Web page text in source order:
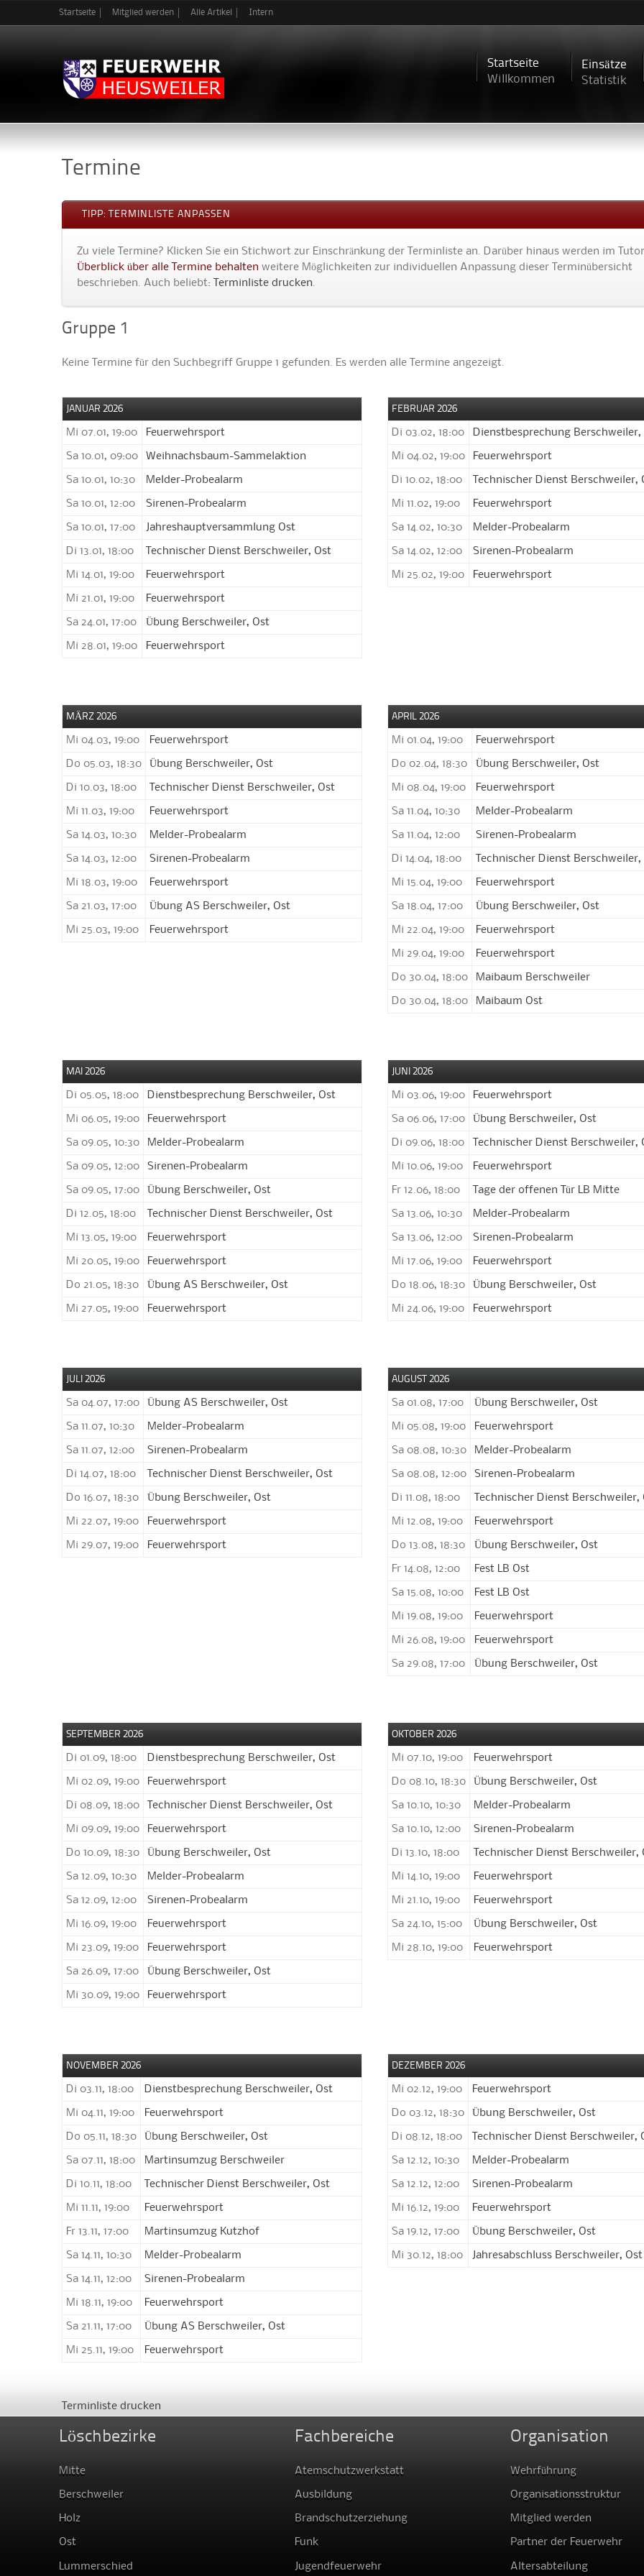
zum
Startseite Mitglied werden Alle Artikel Intern
Startseite
Willkommen
Einsätze
Statistik
Termine
TIPP: TERMINLISTE ANPASSEN
Zu viele Termine? Klicken Sie ein Stichwort zur Einschränkung der Terminliste an. Darüber hinaus werden im
Überblick über alle Termine behalten weitere Möglichkeiten zur individuellen Anpassung dieser Terminübersicht
beschrieben. Auch beliebt:
Terminliste drucken
Gruppe 1
Keine Termine für den Suchbegriff Gruppe 1 gefunden. Es werden alle Termine angezeigt.
JANUAR 2026
Mi 07.01, 19:00 Feuerwehrsport
Sa 10.01, 09:00 Weihnachsbaum-Sammelaktion
Sa 10.01, 10:30 Melder-Probealarm
Sa 10.01, 12:00 Sirenen-Probealarm
Sa 10.01, 17:00 Jahreshauptversammlung Ost
Di 13.01, 18:00 Technischer Dienst Berschweiler, Ost
Mi 14.01, 19:00 Feuerwehrsport
Mi 21.01, 19:00 Feuerwehrsport
Sa 24.01, 17:00 Übung Berschweiler, Ost
Mi 28.01, 19:00 Feuerwehrsport
FEBRUAR 2026
Di 03.02, 18:00 Dienstbesprechung Berschweiler,
Mi 04.02, 19:00 Feuerwehrsport
Di 10.02, 18:00 Technischer Dienst Berschweiler,
Mi 11.02, 19:00 Feuerwehrsport
Sa 14.02, 10:30 Melder-Probealarm
Sa 14.02, 12:00 Sirenen-Probealarm
Mi 25.02, 19:00 Feuerwehrsport
MÄRZ 2026
Mi 04.03, 19:00 Feuerwehrsport
Do 05.03, 18:30 Übung Berschweiler, Ost
Di 10.03, 18:00 Technischer Dienst Berschweiler, Ost
Mi 11.03, 19:00 Feuerwehrsport
Sa 14.03, 10:30 Melder-Probealarm
Sa 14.03, 12:00 Sirenen-Probealarm
Mi 18.03, 19:00 Feuerwehrsport
Sa 21.03, 17:00 Übung AS Berschweiler, Ost
Mi 25.03, 19:00 Feuerwehrsport
APRIL 2026
Mi 01.04, 19:00 Feuerwehrsport
Do 02.04, 18:30 Übung Berschweiler, Ost
Mi 08.04, 19:00 Feuerwehrsport
Sa 11.04, 10:30 Melder-Probealarm
Sa 11.04, 12:00 Sirenen-Probealarm
Di 14.04, 18:00 Technischer Dienst Berschweiler,
Mi 15.04, 19:00 Feuerwehrsport
Sa 18.04, 17:00 Übung Berschweiler, Ost
Mi 22.04, 19:00 Feuerwehrsport
Mi 29.04, 19:00 Feuerwehrsport
Do 30.04, 18:00 Maibaum Berschweiler
Do 30.04, 18:00 Maibaum Ost
MAI 2026
Di 05.05, 18:00 Dienstbesprechung Berschweiler, Ost
Mi 06.05, 19:00 Feuerwehrsport
Sa 09.05, 10:30 Melder-Probealarm
Sa 09.05, 12:00 Sirenen-Probealarm
Sa 09.05, 17:00 Übung Berschweiler, Ost
Di 12.05, 18:00 Technischer Dienst Berschweiler, Ost
Mi 13.05, 19:00 Feuerwehrsport
Mi 20.05, 19:00 Feuerwehrsport
Do 21.05, 18:30 Übung AS Berschweiler, Ost
Mi 27.05, 19:00 Feuerwehrsport
JUNI 2026
Mi 03.06, 19:00 Feuerwehrsport
Sa 06.06, 17:00 Übung Berschweiler, Ost
Di 09.06, 18:00 Technischer Dienst Berschweiler,
Mi 10.06, 19:00 Feuerwehrsport
Fr 12.06, 18:00 Tage der offenen Tür LB Mitte
Sa 13.06, 10:30 Melder-Probealarm
Sa 13.06, 12:00 Sirenen-Probealarm
Mi 17.06, 19:00 Feuerwehrsport
Do 18.06, 18:30 Übung Berschweiler, Ost
Mi 24.06, 19:00 Feuerwehrsport
JULI 2026
Sa 04.07, 17:00 Übung AS Berschweiler, Ost
Sa 11.07, 10:30 Melder-Probealarm
Sa 11.07, 12:00 Sirenen-Probealarm
Di 14.07, 18:00 Technischer Dienst Berschweiler, Ost
Do 16.07, 18:30 Übung Berschweiler, Ost
Mi 22.07, 19:00 Feuerwehrsport
Mi 29.07, 19:00 Feuerwehrsport
AUGUST 2026
Sa 01.08, 17:00 Übung Berschweiler, Ost
Mi 05.08, 19:00 Feuerwehrsport
Sa 08.08, 10:30 Melder-Probealarm
Sa 08.08, 12:00 Sirenen-Probealarm
Di 11.08, 18:00 Technischer Dienst Berschweiler,
Mi 12.08, 19:00 Feuerwehrsport
Do 13.08, 18:30 Übung Berschweiler, Ost
Fr 14.08, 12:00 Fest LB Ost
Sa 15.08, 10:00 Fest LB Ost
Mi 19.08, 19:00 Feuerwehrsport
Mi 26.08, 19:00 Feuerwehrsport
Sa 29.08, 17:00 Übung Berschweiler, Ost
SEPTEMBER 2026
Di 01.09, 18:00 Dienstbesprechung Berschweiler, Ost
Mi 02.09, 19:00 Feuerwehrsport
Di 08.09, 18:00 Technischer Dienst Berschweiler, Ost
Mi 09.09, 19:00 Feuerwehrsport
Do 10.09, 18:30 Übung Berschweiler, Ost
Sa 12.09, 10:30 Melder-Probealarm
Sa 12.09, 12:00 Sirenen-Probealarm
Mi 16.09, 19:00 Feuerwehrsport
Mi 23.09, 19:00 Feuerwehrsport
Sa 26.09, 17:00 Übung Berschweiler, Ost
Mi 30.09, 19:00 Feuerwehrsport
OKTOBER 2026
Mi 07.10, 19:00 Feuerwehrsport
Do 08.10, 18:30 Übung Berschweiler, Ost
Sa 10.10, 10:30 Melder-Probealarm
Sa 10.10, 12:00 Sirenen-Probealarm
Di 13.10, 18:00 Technischer Dienst Berschweiler,
Mi 14.10, 19:00 Feuerwehrsport
Mi 21.10, 19:00 Feuerwehrsport
Sa 24.10, 15:00 Übung Berschweiler, Ost
Mi 28.10, 19:00 Feuerwehrsport
NOVEMBER 2026
Di 03.11, 18:00 Dienstbesprechung Berschweiler, Ost
Mi 04.11, 19:00 Feuerwehrsport
Do 05.11, 18:30 Übung Berschweiler, Ost
Sa 07.11, 18:00 Martinsumzug Berschweiler
Di 10.11, 18:00 Technischer Dienst Berschweiler, Ost
Mi 11.11, 19:00 Feuerwehrsport
Fr 13.11, 17:00 Martinsumzug Kutzhof
Sa 14.11, 10:30 Melder-Probealarm
Sa 14.11, 12:00 Sirenen-Probealarm
Mi 18.11, 19:00 Feuerwehrsport
Sa 21.11, 17:00 Übung AS Berschweiler, Ost
Mi 25.11, 19:00 Feuerwehrsport
DEZEMBER 2026
Mi 02.12, 19:00 Feuerwehrsport
Do 03.12, 18:30 Übung Berschweiler, Ost
Di 08.12, 18:00 Technischer Dienst Berschweiler,
Sa 12.12, 10:30 Melder-Probealarm
Sa 12.12, 12:00 Sirenen-Probealarm
Mi 16.12, 19:00 Feuerwehrsport
Sa 19.12, 17:00 Übung Berschweiler, Ost
Mi 30.12, 18:00 Jahresabschluss Berschweiler, Ost
Terminliste drucken
Löschbezirke
Mitte
Berschweiler
Holz
Ost
Lummerschied
Fachbereiche
Atemschutzwerkstatt
Ausbildung
Brandschutzerziehung
Funk
Jugendfeuerwehr
Organisation
Wehrführung
Organisationsstruktur
Mitglied werden
Partner der Feuerwehr
Altersabteilung